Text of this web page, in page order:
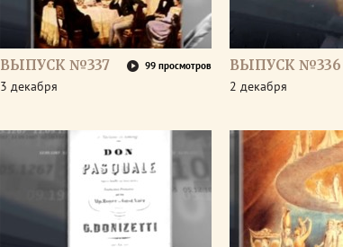
ВЫПУСК №337 99 просмотров
3 декабря
ВЫПУСК №336
2 декабря